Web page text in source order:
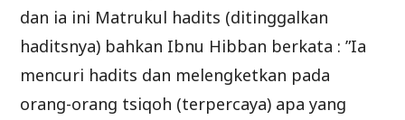
dan ia ini Matrukul hadits (ditinggalkan
haditsnya) bahkan Ibnu Hibban berkata : ”Ia
mencuri hadits dan melengketkan pada
orang-orang tsiqoh (terpercaya) apa yang